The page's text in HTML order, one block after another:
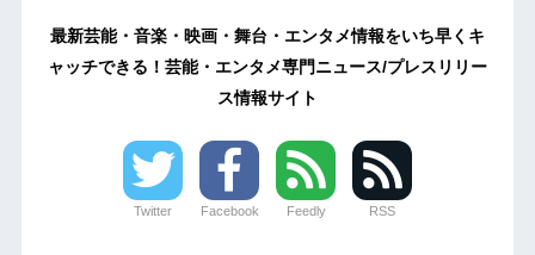
最新芸能・音楽・映画・舞台・エンタメ情報をいち早くキ
ャッチできる！芸能・エンタメ専門ニュース/プレスリリー
ス情報サイト
Twitter Facebook Feedly RSS